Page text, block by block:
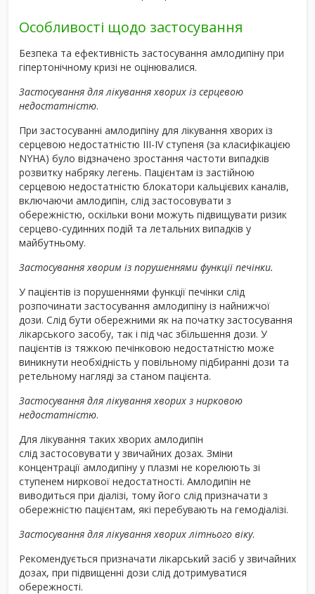
Особливості щодо застосування
Безпека та ефективність застосування амлодипіну при
гіпертонічному кризі не оцінювалися.
Застосування для лікування хворих із серцевою
недостатністю.
При застосуванні амлодипіну для лікування хворих із
серцевою недостатністю ІІІ-ІV ступеня (за класифікацією
NYHA) було відзначено зростання частоти випадків
розвитку набряку легень. Пацієнтам із застійною
серцевою недостатністю блокатори кальцієвих каналів,
включаючи амлодипін, слід застосовувати з
обережністю, оскільки вони можуть підвищувати ризик
серцево-судинних подій та летальних випадків у
майбутньому.
Застосування хворим із порушеннями функції печінки.
У пацієнтів із порушеннями функції печінки слід
розпочинати застосування амлодипіну із найнижчої
дози. Слід бути обережними як на початку застосування
лікарського засобу, так і під час збільшення дози. У
пацієнтів із тяжкою печінковою недостатністю може
виникнути необхідність у повільному підбиранні дози та
ретельному нагляді за станом пацієнта.
Застосування для лікування хворих з нирковою
недостатністю.
Для лікування таких хворих амлодипін
слід застосовувати у звичайних дозах. Зміни
концентрації амлодипіну у плазмі не корелюють зі
ступенем ниркової недостатності. Амлодипін не
виводиться при діалізі, тому його слід призначати з
обережністю пацієнтам, які перебувають на гемодіалізі.
Застосування для лікування хворих літнього віку.
Рекомендується призначати лікарський засіб у звичайних
дозах, при підвищенні дози слід дотримуватися
обережності.